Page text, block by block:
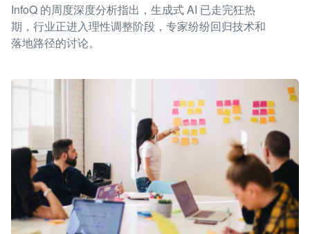
InfoQ 的周度深度分析指出，生成式 AI 已走完狂热
期，行业正进入理性调整阶段，专家纷纷回归技术和
落地路径的讨论。